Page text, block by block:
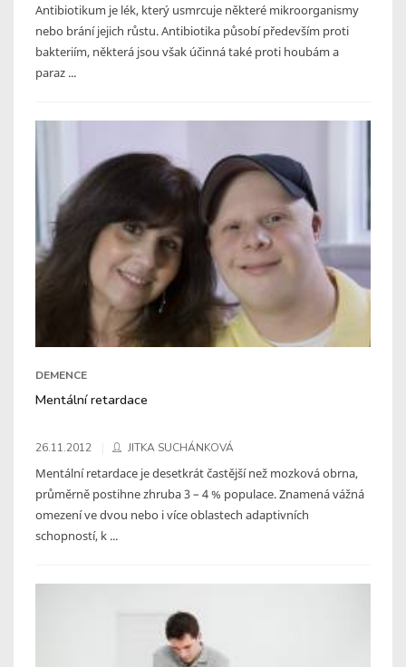
Antibiotikum je lék, který usmrcuje některé mikroorganismy
nebo brání jejich růstu. Antibiotika působí především proti
bakteriím, některá jsou však účinná také proti houbám a
paraz ...
DEMENCE
Mentální retardace
26.11.2012 JITKA SUCHÁNKOVÁ
Mentální retardace je desetkrát častější než mozková obrna,
průměrně postihne zhruba 3 – 4 % populace. Znamená vážná
omezení ve dvou nebo i více oblastech adaptivních
schopností, k ...